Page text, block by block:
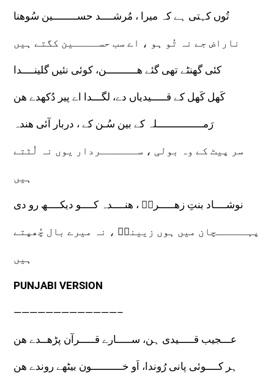
تُوں کہتی ہے کہ میرا ، مُرشــــد حســــــــین سُوھنا
ناراض جے نہ تُو ہو ، اے سب حســــین کگتے ہیں
کئی گھنٹے تھی گئے ھــــــــــن، کوئی نئیں گلینــــدا
کَھل کَھل کے قـــــیدیاں دے، لگـــدا اے پیر دُکھدے ھن
رَمـــــــــــــــلہ کے بین سُـن کے ، دربار آئی ھندہ
سر پیٹ کے وہ بولی ، ســــــردار یوں نہ لُٹتے
ہیں
نوشــــاد بنتِ زھـــــرہؑ ، ھنــــدہ کــــو دیکــــھ رو دی
پہـــــچان میں ہوں زیینبؑ ، نہ میرے بال چُھپتے
ہیں
PUNJABI VERSION
—————————————–
عـــجیب قـــــیدی ہن، ســـــارے قـــــرآن پڑھــدے ھن
ہر کــــوئی پانی رُوندا، اَو خــــــــــون بیٹھے روندے ھن